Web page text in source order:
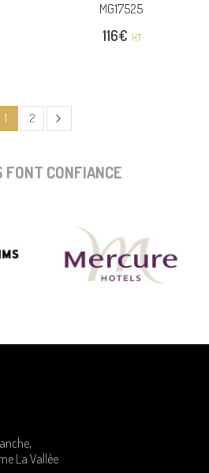
MG17525
116€ HT
1 2
FONT CONFIANCE
La Vallée